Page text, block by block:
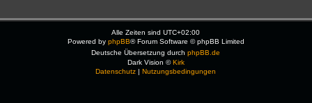
Alle Zeiten sindUTC+02:00
Powered by phpBB® Forum Software © phpBB Limited
Deutsche Übersetzung durchphpBB.de
Dark Vision ©Kirk
Datenschutz |Nutzungsbedingungen